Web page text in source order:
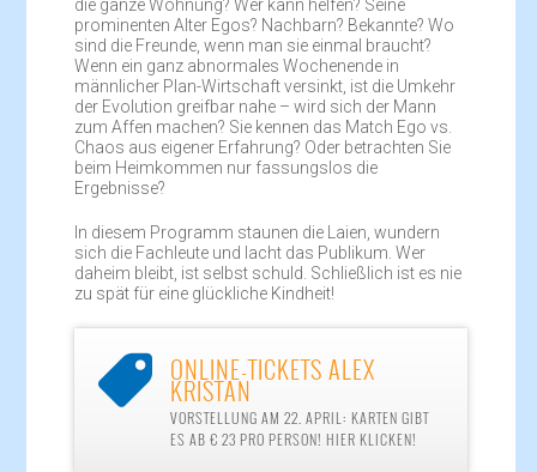
die ganze Wohnung? Wer kann helfen? Seine
prominenten Alter Egos? Nachbarn? Bekannte? Wo
sind die Freunde, wenn man sie einmal braucht?
Wenn ein ganz abnormales Wochenende in
männlicher Plan-Wirtschaft versinkt, ist die Umkehr
der Evolution greifbar nahe – wird sich der Mann
zum Affen machen? Sie kennen das Match Ego vs.
Chaos aus eigener Erfahrung? Oder betrachten Sie
beim Heimkommen nur fassungslos die
Ergebnisse?
In diesem Programm staunen die Laien, wundern
sich die Fachleute und lacht das Publikum. Wer
daheim bleibt, ist selbst schuld. Schließlich ist es nie
zu spät für eine glückliche Kindheit!
 ONLINE-TICKETS ALEX
KRISTAN
VORSTELLUNG AM 22. APRIL: KARTEN GIBT
ES AB € 23 PRO PERSON! HIER KLICKEN!